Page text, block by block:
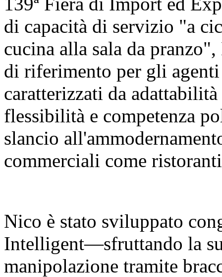
di capacità di servizio "a
cucina alla sala da
di riferimento per gli
caratterizzati da
flessibilità e competenza
slancio
commerciali come
Nico è stato sviluppato
Intelligent—sfruttando la
manipolazione tramite